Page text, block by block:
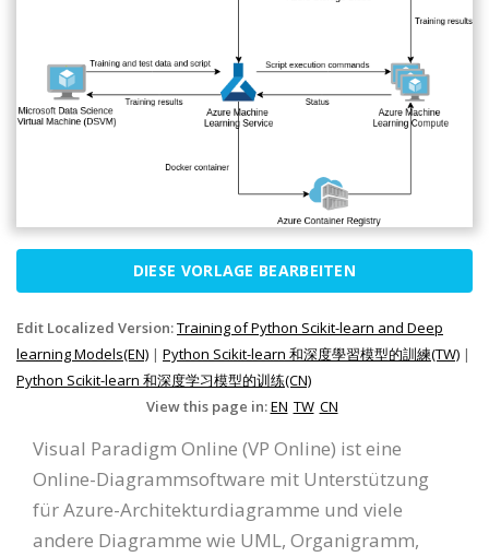
DIESE VORLAGE BEARBEITEN
Edit Localized Version:Training of Python Scikit-learn and Deep
learning Models(EN) | Python Scikit-learn 和深度學習模型的訓練(TW) |
Python Scikit-learn 和深度学习模型的训练(CN)
View this page in:EN TW CN
Visual Paradigm Online (VP Online) ist eine
Online-Diagrammsoftware mit Unterstützung
für Azure-Architekturdiagramme und viele
andere Diagramme wie UML, Organigramm,